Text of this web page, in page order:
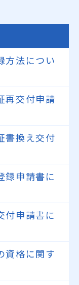
方法につい
再交付申請
書換え交付
録申請書に
付申請書に
資格に関す